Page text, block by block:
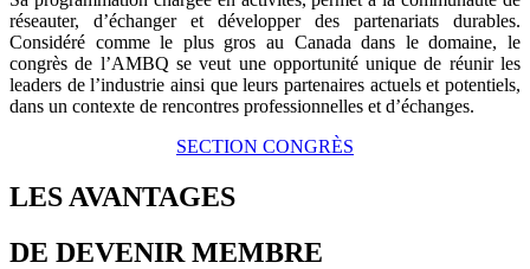
réseauter, d’échanger et développer des partenariats durables.
Considéré comme le plus gros au Canada dans le domaine, le
congrès de l’AMBQ se veut une opportunité unique de réunir les
leaders de l’industrie ainsi que leurs partenaires actuels et potentiels,
dans un contexte de rencontres professionnelles et d’échanges.
SECTION CONGRÈS
LES AVANTAGES
DE DEVENIR MEMBRE